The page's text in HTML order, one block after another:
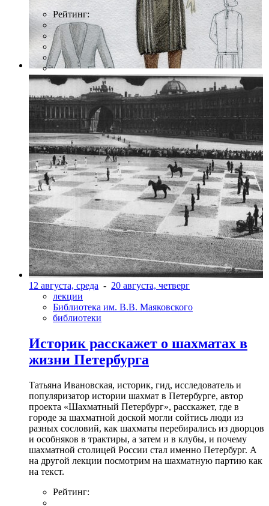
Фото: Пресс-служба Театра им. Комиссаржевской
Рейтинг:
12 августа, среда - 20 августа, четверг
лекции
Библиотека им. В.В. Маяковского
библиотеки
Историк расскажет о шахматах в
жизни Петербурга
Татьяна Ивановская, историк, гид, исследователь и
популяризатор истории шахмат в Петербурге, автор
проекта «Шахматный Петербург», расскажет, где в
городе за шахматной доской могли сойтись люди из
разных сословий, как шахматы перебирались из дворцов
и особняков в трактиры, а затем и в клубы, и почему
шахматной столицей России стал именно Петербург. А
на другой лекции посмотрим на шахматную партию как
на текст.
Рейтинг: